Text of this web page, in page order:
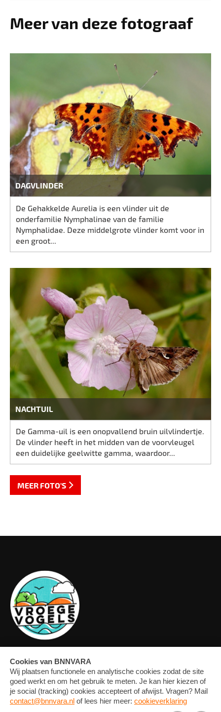
Meer van deze fotograaf
DAGVLINDER
De Gehakkelde Aurelia is een vlinder uit de
onderfamilie Nymphalinae van de familie
Nymphalidae. Deze middelgrote vlinder komt voor in
een groot...
NACHTUIL
De Gamma-uil is een onopvallend bruin uilvlindertje.
De vlinder heeft in het midden van de voorvleugel
een duidelijke geelwitte gamma, waardoor...
MEER FOTO'S
OVERZICHT
MEDIA CONTACT